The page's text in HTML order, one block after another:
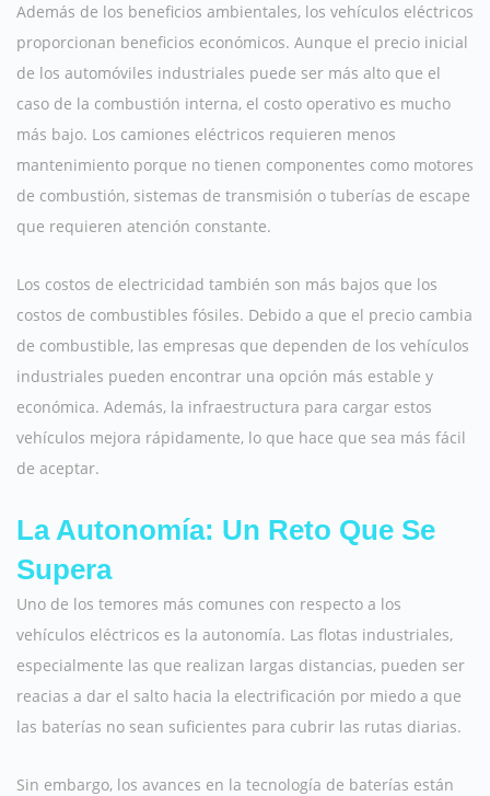
Además de los beneficios ambientales, los vehículos eléctricos
proporcionan beneficios económicos. Aunque el precio inicial
de los automóviles industriales puede ser más alto que el
caso de la combustión interna, el costo operativo es mucho
más bajo. Los camiones eléctricos requieren menos
mantenimiento porque no tienen componentes como motores
de combustión, sistemas de transmisión o tuberías de escape
que requieren atención constante.
Los costos de electricidad también son más bajos que los
costos de combustibles fósiles. Debido a que el precio cambia
de combustible, las empresas que dependen de los vehículos
industriales pueden encontrar una opción más estable y
económica. Además, la infraestructura para cargar estos
vehículos mejora rápidamente, lo que hace que sea más fácil
de aceptar.
La Autonomía: Un Reto Que Se
Supera
Uno de los temores más comunes con respecto a los
vehículos eléctricos es la autonomía. Las flotas industriales,
especialmente las que realizan largas distancias, pueden ser
reacias a dar el salto hacia la electrificación por miedo a que
las baterías no sean suficientes para cubrir las rutas diarias.
Sin embargo, los avances en la tecnología de baterías están